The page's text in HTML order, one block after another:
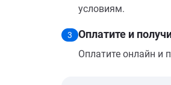
условиям.
3 Оплатите и
Оплатите онлайн и